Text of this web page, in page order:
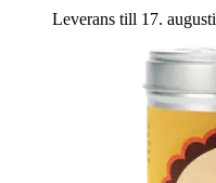
Leverans till 17. augusti